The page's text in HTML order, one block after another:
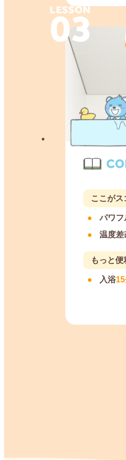
ここがス
パワフ
温度差
もっと
入浴